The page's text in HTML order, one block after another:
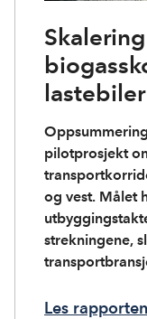
lastebiler
pilotprosjekt
og vest. Målet
strekningene,
Les rapporten